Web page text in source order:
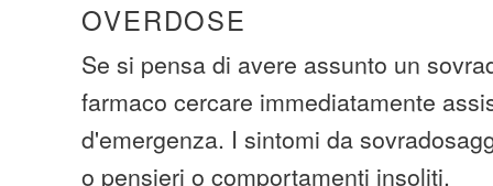
OVERDOSE
Se si pensa di avere assunto un
farmaco cercare immediatamente
d'emergenza. I sintomi da
o pensieri o comportamenti insoliti.